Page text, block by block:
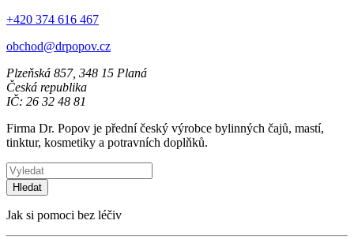
+420 374 616 467
obchod@drpopov.cz
Plzeňská 857, 348 15 Planá
Česká republika
IČ: 26 32 48 81
Firma Dr. Popov je přední český výrobce bylinných čajů, mastí,
tinktur, kosmetiky a potravních doplňků.
Hledat
Jak si pomoci bez léčiv